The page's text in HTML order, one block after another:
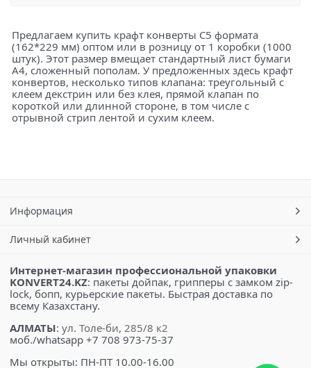
Предлагаем купить крафт конверты С5 формата
(162*229 мм) оптом или в розницу от 1 коробки (1000
штук). Этот размер вмещает стандартный лист бумаги
А4, сложенный пополам. У предложенных здесь крафт
конвертов, несколько типов клапана: треугольный с
клеем декстрин или без клея, прямой клапан по
короткой или длинной стороне, в том числе с
отрывной стрип лентой и сухим клеем.
Информация
Личный кабинет
Интернет-магазин профессиональной упаковки
KONVERT24.KZ: пакеты дойпак, грипперы с замком zip-
lock, бопп, курьерские пакеты. Быстрая доставка по
всему Казахстану.
АЛМАТЫ: ул. Толе-би, 285/8 к2
моб./whatsapp +7 708 973-75-37
Мы открыты: ПН-ПТ 10.00-16.00